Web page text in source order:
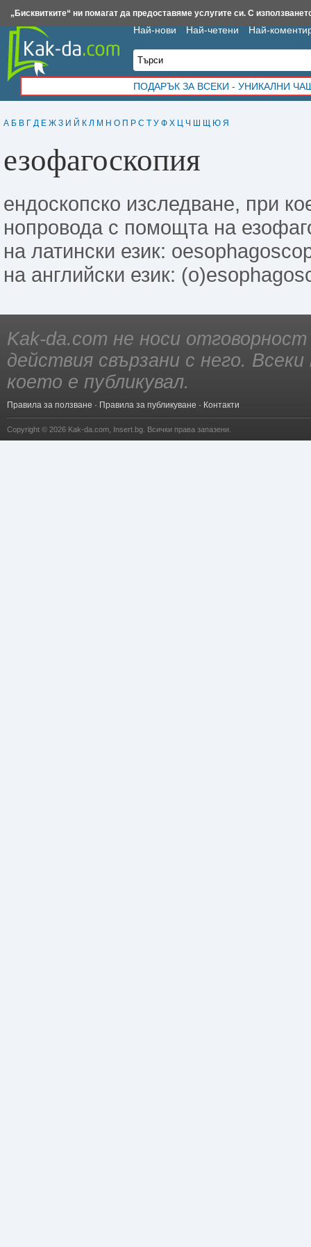
А Б В Г Д Е Ж З И Й К Л М Н О П Р С Т У Ф Х Ц Ч Ш Щ Ю Я
езофагоскопия
ендоскопско изследване, при
нопровода с помощта на
на латински език:
на английски език:
Най-нови Най-четени Най-
ПОДАРЪК ЗА ВСЕКИ - УНИКАЛНИ
Insert.bg Framar.bg Kak-da.com Iztochnik.com BauBau.bg NewAge.bg
Kak-da.com не носи
действия свързани с него.
което е публикувал.
Правила за ползване · Правила за публикуване · Контакти
Copyright © 2026 Kak-da.com Insert.bg . Всички права запазени.
„Бисквитките“ ни помагат да предоставяме услугите си. С